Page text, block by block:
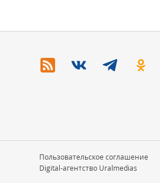
Пользовательское соглашение
Digital-агентство Uralmedias